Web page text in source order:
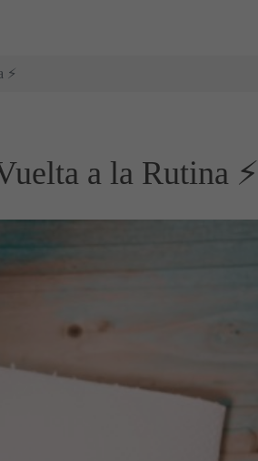
⚡
a la Rutina ⚡